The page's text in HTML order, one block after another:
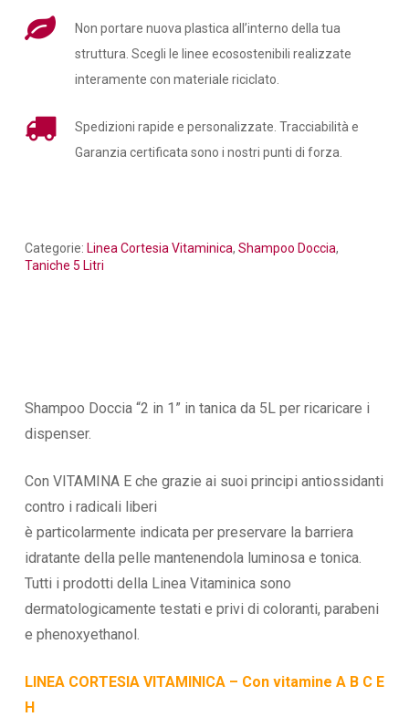
Non portare nuova plastica all’interno della tua
struttura. Scegli le linee ecosostenibili realizzate
interamente con materiale riciclato.
Spedizioni rapide e personalizzate. Tracciabilità e
Garanzia certificata sono i nostri punti di forza.
Categorie: Linea Cortesia Vitaminica, Shampoo Doccia,
Taniche 5 Litri
Shampoo Doccia “2 in 1” in tanica da 5L per ricaricare i
dispenser.
Con VITAMINA E che grazie ai suoi principi antiossidanti
contro i radicali liberi
è particolarmente indicata per preservare la barriera
idratante della pelle mantenendola luminosa e tonica.
Tutti i prodotti della Linea Vitaminica sono
dermatologicamente testati e privi di coloranti, parabeni
e phenoxyethanol.
LINEA CORTESIA VITAMINICA – Con vitamine A B C E
H